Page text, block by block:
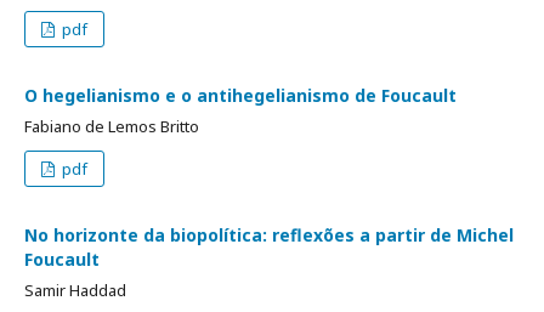
pdf
O hegelianismo e o antihegelianismo de Foucault
Fabiano de Lemos Britto
pdf
No horizonte da biopolítica: reflexões a partir de Michel
Foucault
Samir Haddad